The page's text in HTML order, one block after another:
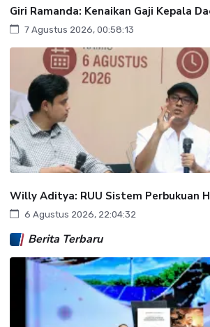
Giri Ramanda: Kenaikan Gaji Kepala
7 Agustus 2026, 00:58:13
Willy Aditya: RUU Sistem Perbukuan
6 Agustus 2026, 22:04:32
Berita Terbaru